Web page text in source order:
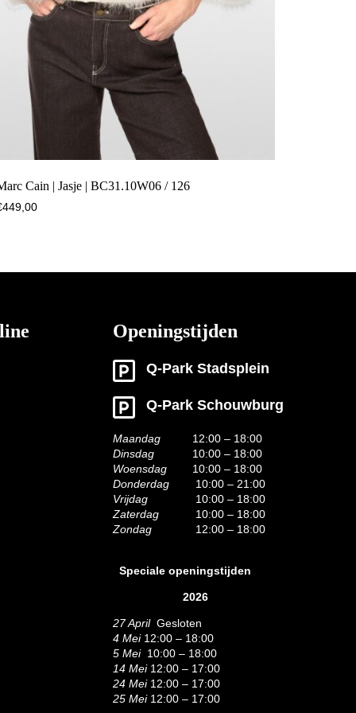
Cain | Jasje | BC31.10W06 / 126
449,00
Openingstijden
Q-Park Stadsplein
Q-Park Schouwburg
Maandag
12:00 – 18:00
Dinsdag
10:00 – 18:00
Woensdag
10:00 – 18:00
Donderdag
10:00 – 21:00
Vrijdag
10:00 – 18:00
Zaterdag
10:00 – 18:00
Zondag
12:00 – 18:00
Speciale openingstijden
2026
27 AprilGesloten
4 Mei12:00 – 18:00
5 Mei10:00 – 18:00
14 Mei12:00 – 17:00
24 Mei12:00 – 17:00
25 Mei 12:00 – 17:00